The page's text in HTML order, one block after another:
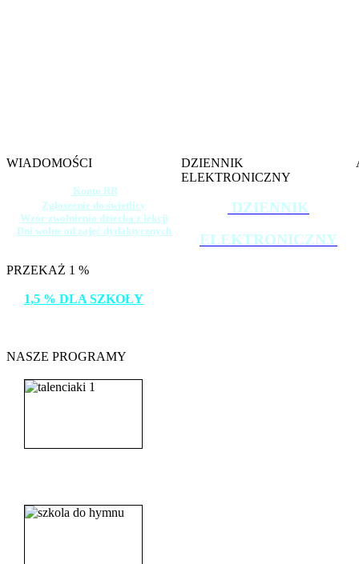
WIADOMOŚCI
Konto RR
Zgłoszenie do świetlicy
Wzór zwolnienia dziecka z lekcji
Dni wolne od zajęć dydaktycznych
DZIENNIK
ELEKTRONICZNY
DZIENNIK
ELEKTRONICZNY
PRZEKAŻ 1 %
1,5 % DLA SZKOŁY
NASZE PROGRAMY